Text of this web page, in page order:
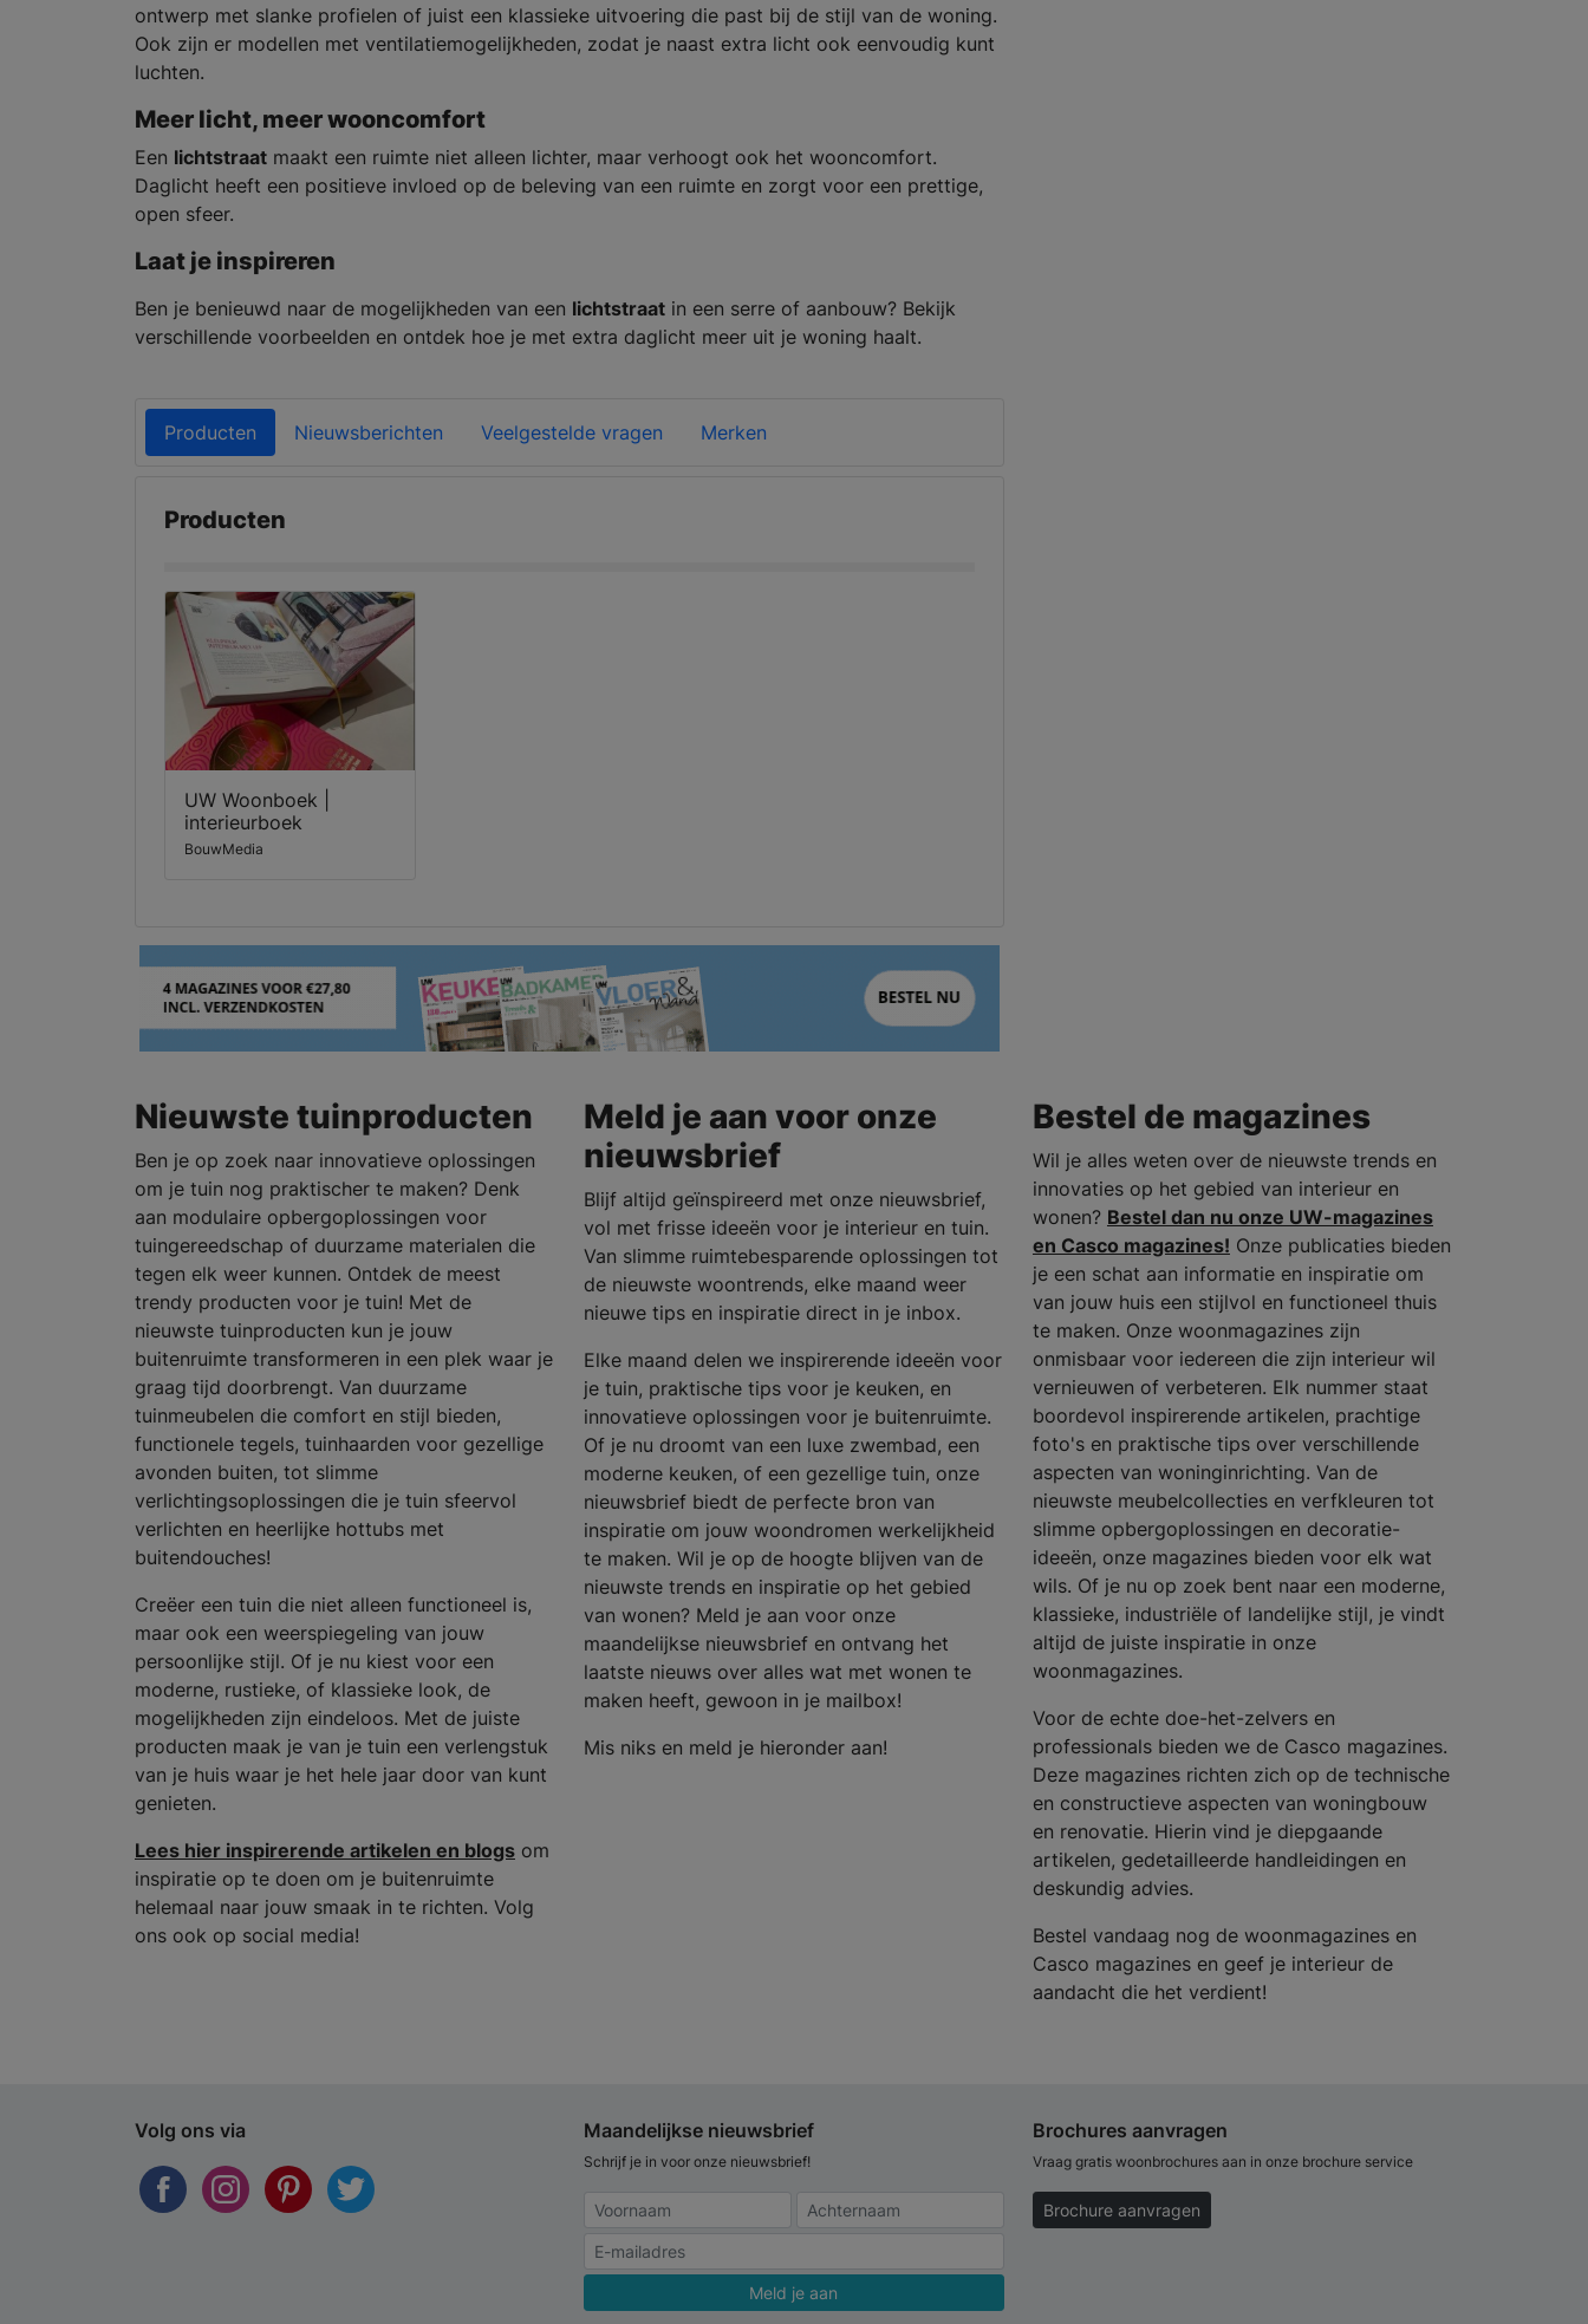
ontwerp met slanke profielen of juist een klassieke uitvoering die past bij de stijl van de woning.
Ook zijn er modellen met ventilatiemogelijkheden, zodat je naast extra licht ook eenvoudig kunt
luchten.
Meer licht, meer wooncomfort
Een lichtstraat maakt een ruimte niet alleen lichter, maar verhoogt ook het wooncomfort.
Daglicht heeft een positieve invloed op de beleving van een ruimte en zorgt voor een prettige,
open sfeer.
Laat je inspireren
Ben je benieuwd naar de mogelijkheden van een lichtstraat in een serre of aanbouw? Bekijk
verschillende voorbeelden en ontdek hoe je met extra daglicht meer uit je woning haalt.
Producten Nieuwsberichten Veelgestelde vragen Merken
Producten
UW Woonboek |
interieurboek
BouwMedia
Nieuwste tuinproducten
Ben je op zoek naar innovatieve oplossingen
om je tuin nog praktischer te maken? Denk
aan modulaire opbergoplossingen voor
tuingereedschap of duurzame materialen die
tegen elk weer kunnen. Ontdek de meest
trendy producten voor je tuin! Met de
nieuwste tuinproducten kun je jouw
buitenruimte transformeren in een plek waar je
graag tijd doorbrengt. Van duurzame
tuinmeubelen die comfort en stijl bieden,
functionele tegels, tuinhaarden voor gezellige
avonden buiten, tot slimme
verlichtingsoplossingen die je tuin sfeervol
verlichten en heerlijke hottubs met
buitendouches!
Creëer een tuin die niet alleen functioneel is,
maar ook een weerspiegeling van jouw
persoonlijke stijl. Of je nu kiest voor een
moderne, rustieke, of klassieke look, de
mogelijkheden zijn eindeloos. Met de juiste
producten maak je van je tuin een verlengstuk
van je huis waar je het hele jaar door van kunt
genieten.
Lees hier inspirerende artikelen en blogs om
inspiratie op te doen om je buitenruimte
helemaal naar jouw smaak in te richten. Volg
ons ook op social media!
Meld je aan voor onze
nieuwsbrief
Blijf altijd geïnspireerd met onze nieuwsbrief,
vol met frisse ideeën voor je interieur en tuin.
Van slimme ruimtebesparende oplossingen tot
de nieuwste woontrends, elke maand weer
nieuwe tips en inspiratie direct in je inbox.
Elke maand delen we inspirerende ideeën voor
je tuin, praktische tips voor je keuken, en
innovatieve oplossingen voor je buitenruimte.
Of je nu droomt van een luxe zwembad, een
moderne keuken, of een gezellige tuin, onze
nieuwsbrief biedt de perfecte bron van
inspiratie om jouw woondromen werkelijkheid
te maken. Wil je op de hoogte blijven van de
nieuwste trends en inspiratie op het gebied
van wonen? Meld je aan voor onze
maandelijkse nieuwsbrief en ontvang het
laatste nieuws over alles wat met wonen te
maken heeft, gewoon in je mailbox!
Mis niks en meld je hieronder aan!
Bestel de magazines
Wil je alles weten over de nieuwste trends en
innovaties op het gebied van interieur en
wonen? Bestel dan nu onze UW-magazines
en Casco magazines! Onze publicaties bieden
je een schat aan informatie en inspiratie om
van jouw huis een stijlvol en functioneel thuis
te maken. Onze woonmagazines zijn
onmisbaar voor iedereen die zijn interieur wil
vernieuwen of verbeteren. Elk nummer staat
boordevol inspirerende artikelen, prachtige
foto's en praktische tips over verschillende
aspecten van woninginrichting. Van de
nieuwste meubelcollecties en verfkleuren tot
slimme opbergoplossingen en decoratie-
ideeën, onze magazines bieden voor elk wat
wils. Of je nu op zoek bent naar een moderne,
klassieke, industriële of landelijke stijl, je vindt
altijd de juiste inspiratie in onze
woonmagazines.
Voor de echte doe-het-zelvers en
professionals bieden we de Casco magazines.
Deze magazines richten zich op de technische
en constructieve aspecten van woningbouw
en renovatie. Hierin vind je diepgaande
artikelen, gedetailleerde handleidingen en
deskundig advies.
Bestel vandaag nog de woonmagazines en
Casco magazines en geef je interieur de
aandacht die het verdient!
Volg ons via Maandelijkse nieuwsbrief
Schrijf je in voor onze nieuwsbrief!
Meld je aan
Brochures aanvragen
Vraag gratis woonbrochures aan in onze brochure service
Brochure aanvragen